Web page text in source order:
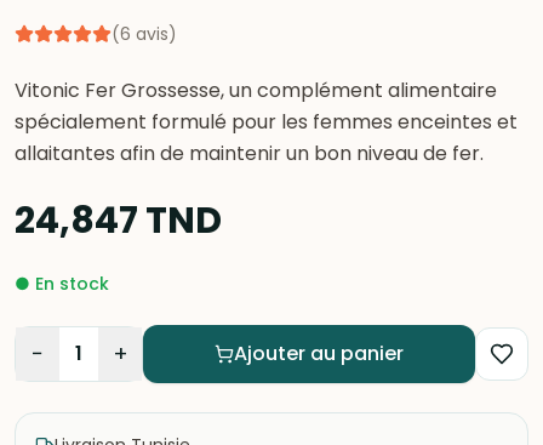
(6 avis)
Vitonic Fer Grossesse, un complément alimentaire
spécialement formulé pour les femmes enceintes et
allaitantes afin de maintenir un bon niveau de fer.
24,847TND
● En stock
− 1 + Ajouter au panier